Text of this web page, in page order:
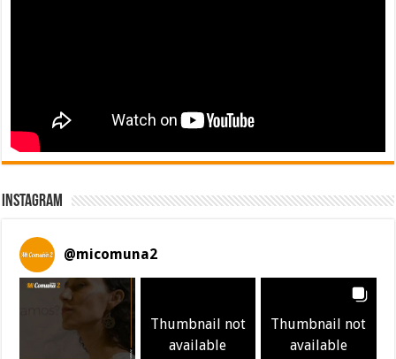
Instagram
@micomuna2
Thumbnail not
available
Thumbnail not
available